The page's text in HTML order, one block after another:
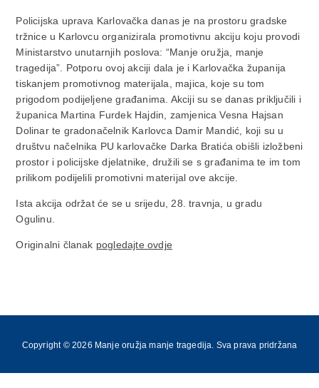
Policijska uprava Karlovačka danas je na prostoru gradske
tržnice u Karlovcu organizirala promotivnu akciju koju provodi
Ministarstvo unutarnjih poslova: “Manje oružja, manje
tragedija”. Potporu ovoj akciji dala je i Karlovačka županija
tiskanjem promotivnog materijala, majica, koje su tom
prigodom podijeljene građanima. Akciji su se danas priključili i
županica Martina Furdek Hajdin, zamjenica Vesna Hajsan
Dolinar te gradonačelnik Karlovca Damir Mandić, koji su u
društvu načelnika PU karlovačke Darka Bratića obišli izložbeni
prostor i policijske djelatnike, družili se s građanima te im tom
prilikom podijelili promotivni materijal ove akcije.
Ista akcija održat će se u srijedu, 28. travnja, u gradu
Ogulinu.
Originalni članak pogledajte ovdje
Copyright © 2026 Manje oružja manje tragedija. Sva prava pridržana